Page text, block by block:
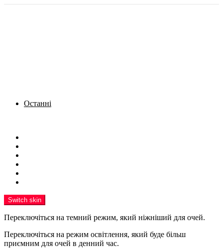
Останні
Switch skin
Переключіться на темний режим, який ніжніший для очей.
Переключіться на режим освітлення, який буде більш
приємним для очей в денний час.